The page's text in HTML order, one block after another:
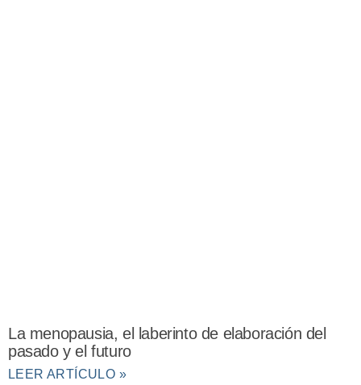
La menopausia, el laberinto de elaboración del
pasado y el futuro
LEER ARTÍCULO »